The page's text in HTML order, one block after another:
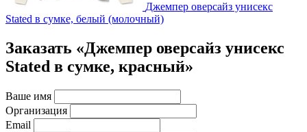
Джемпер оверсайз унисекс
Stated в сумке, белый (молочный)
Заказать «Джемпер оверсайз унисекс
Stated в сумке, красный»
Ваше имя
Организация
Email